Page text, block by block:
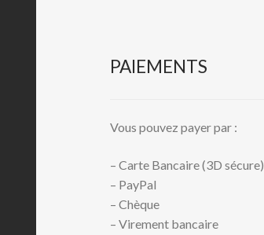
PAIEMENTS
Vous pouvez payer par :
– Carte Bancaire (3D sécure)
– PayPal
– Chèque
– Virement bancaire